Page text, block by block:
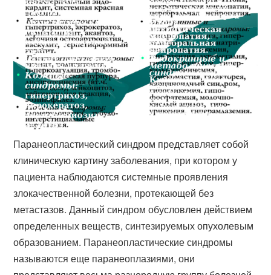
Паранеопластический синдром представляет собой
клиническую картину заболевания, при котором у
пациента наблюдаются системные проявления
злокачественной болезни, протекающей без
метастазов. Данный синдром обусловлен действием
определенных веществ, синтезируемых опухолевым
образованием. Паранеопластические синдромы
называются еще паранеоплазиями, они